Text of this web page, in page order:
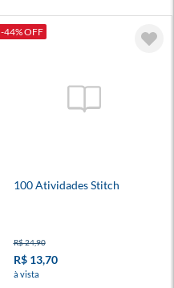
-44% OFF
100 Atividades Stitch
R$ 24,90
R$ 13,70
à vista